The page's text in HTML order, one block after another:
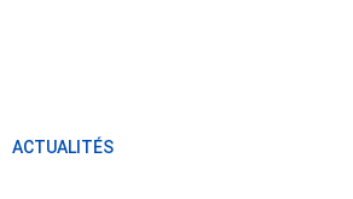
ACTUALITÉS